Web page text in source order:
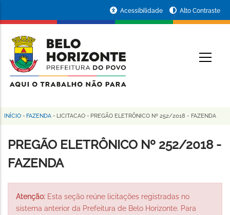
conteúdo
principal
da
Prefeitura
de
Horizonte
Acessibilidade Alto Contraste
Trilha
de
navegação
INÍCIO - FAZENDA - LICITACAO - PREGÃO ELETRÔNICO Nº 252/2018 - FAZENDA
PREGÃO ELETRÔNICO Nº 252/2018 -
FAZENDA
Atenção: Esta seção reúne licitações registradas no
sistema anterior da Prefeitura de Belo Horizonte. Para